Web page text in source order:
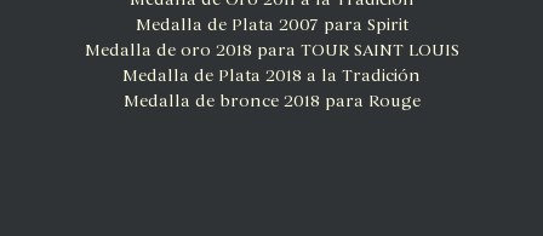
Medalla de Plata 2007 para Spirit
Medalla de oro 2018 para TOUR SAINT LOUIS
Medalla de Plata 2018 a la Tradición
Medalla de bronce 2018 para Rouge